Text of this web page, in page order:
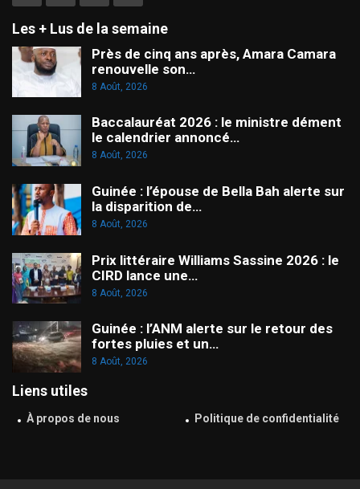
Les + Lus de la semaine
Près de cinq ans après, Amara Camara
renouvelle son…
8 Août, 2026
Baccalauréat 2026 : le ministre dément
le calendrier annoncé…
8 Août, 2026
Guinée : l’épouse de Bella Bah alerte sur
la disparition de…
8 Août, 2026
Prix littéraire Williams Sassine 2026 : le
CIRD lance une…
8 Août, 2026
Guinée : l’ANM alerte sur le retour des
fortes pluies et un…
8 Août, 2026
Liens utiles
À propos de nous Politique de confidentialité